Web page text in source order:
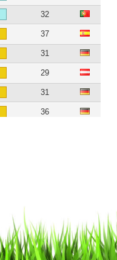
32
37
31
29
31
36
30
29